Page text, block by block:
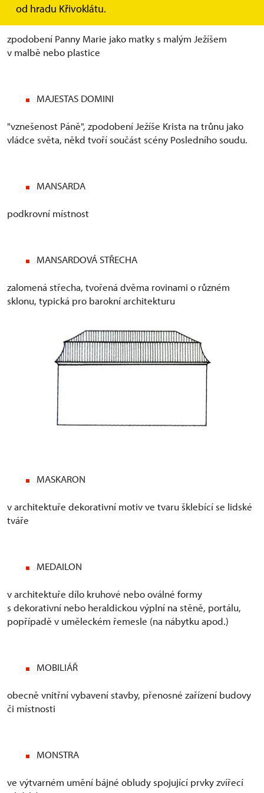
od hradu Křivoklátu.
MADONA
zpodobení Panny Marie jako matky s malým Ježíšem
v malbě nebo plastice
MAJESTAS DOMINI
"vznešenost Páně", zpodobení Ježíše Krista na trůnu jako
vládce světa, někd tvoří součást scény Posledního soudu.
MANSARDA
podkrovní místnost
MANSARDOVÁ STŘECHA
zalomená střecha, tvořená dvěma rovinami o různém
sklonu, typická pro barokní architekturu
MASKARON
v architektuře dekorativní motiv ve tvaru šklebící se lidské
tváře
MEDAILON
v architektuře dílo kruhové nebo oválné formy
s dekorativní nebo heraldickou výplní na stěně, portálu,
popřípadě v uměleckém řemesle (na nábytku apod.)
MOBILIÁŘ
obecně vnitřní vybavení stavby, přenosné zařízení budovy
či místnosti
MONSTRA
ve výtvarném umění bájné obludy spojující prvky zvířecí